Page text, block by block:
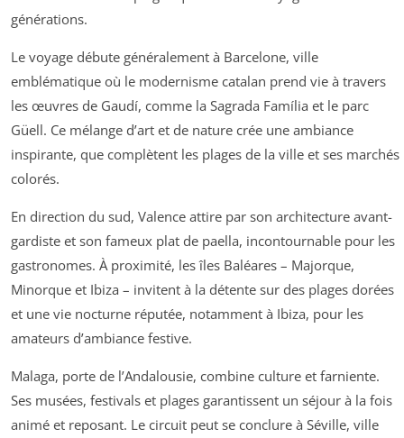
générations.
Le voyage débute généralement à Barcelone, ville
emblématique où le modernisme catalan prend vie à travers
les œuvres de Gaudí, comme la Sagrada Família et le parc
Güell. Ce mélange d’art et de nature crée une ambiance
inspirante, que complètent les plages de la ville et ses marchés
colorés.
En direction du sud, Valence attire par son architecture avant-
gardiste et son fameux plat de paella, incontournable pour les
gastronomes. À proximité, les îles Baléares – Majorque,
Minorque et Ibiza – invitent à la détente sur des plages dorées
et une vie nocturne réputée, notamment à Ibiza, pour les
amateurs d’ambiance festive.
Malaga, porte de l’Andalousie, combine culture et farniente.
Ses musées, festivals et plages garantissent un séjour à la fois
animé et reposant. Le circuit peut se conclure à Séville, ville